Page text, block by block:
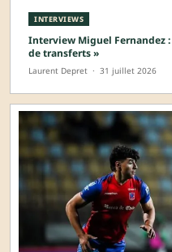
INTERVIEWS
Interview Miguel Fernandez
de transferts »
Laurent Depret · 31 juillet 2026